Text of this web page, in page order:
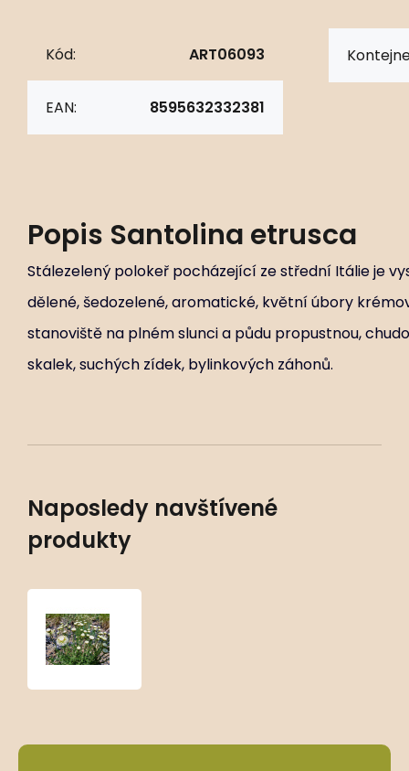
Kód: ART06093
EAN: 8595632332381
Popis Santolina etrusca
Stálezelený polokeř pocházející ze střední Itálie je
dělené, šedozelené, aromatické, květní úbory
stanoviště na plném slunci a půdu propustnou,
skalek, suchých zídek, bylinkových záhonů.
Naposledy navštívené
produkty